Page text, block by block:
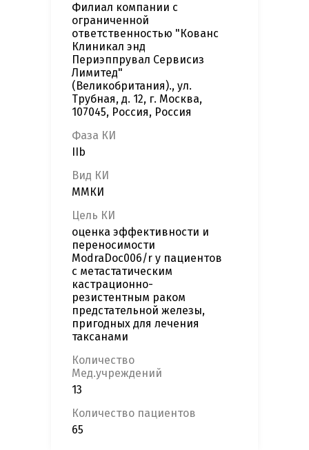
Филиал компании с
ограниченной
ответственностью "Кованс
Клиникал энд
Периэппрувал Сервисиз
Лимитед"
(Великобритания)., ул.
Трубная, д. 12, г. Москва,
107045, Россия, Россия
Фаза КИ
IIb
Вид КИ
ММКИ
Цель КИ
оценка эффективности и
переносимости
ModraDoc006/r у пациентов
с метастатическим
кастрационно-
резистентным раком
предстательной железы,
пригодных для лечения
таксанами
Количество
Мед.учреждений
13
Количество пациентов
65